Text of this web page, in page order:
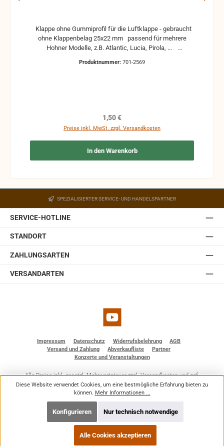
ohne Klappenbelag 25x22 mm passend für mehrere
Hohner Modelle, z.B. Atlantic, Lucia, Pirola, ...
Funktion nicht mehr gewährleistet werden und die
Produktnummer: 701-2569
Regulärer Preis:
1,50 €
Preise inkl. MwSt. zzgl. Versandkosten
In den Warenkorb
SPEZIALISIERTER SERVICE- UND HANDELSPARTNER
SERVICE-HOTLINE
STANDORT
ZAHLUNGSARTEN
VERSANDARTEN
YouTube
Impressum Datenschutz Widerrufsbelehrung
AGB
Versand und Zahlung
Abverkaufliste
Partner
Konzerte und Veranstaltungen
Alle Preise inkl. gesetzl. Mehrwertsteuer zzgl.Versandkostenund ggf.
Nachnahmegebühren, wenn nicht anders angegeben.
© 2026 BF - Dienstleistungen - Alle Rechte vorbehalten. Theme by
Diese Website verwendet Cookies, um eine bestmögliche Erfahrung bieten zu
können. Mehr Informationen ...
Nur technisch notwendige
Konfigurieren
Alle Cookies akzeptieren